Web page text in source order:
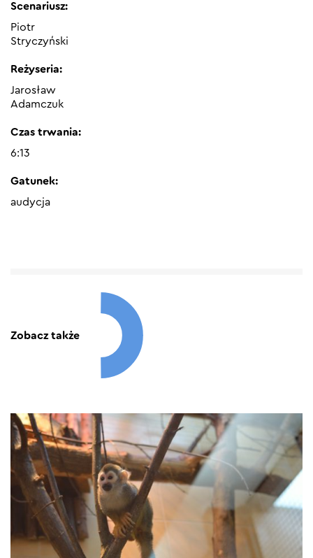
Scenariusz:
Piotr
Stryczyński
Reżyseria:
Jarosław
Adamczuk
Czas trwania:
6:13
Gatunek:
audycja
Zobacz także